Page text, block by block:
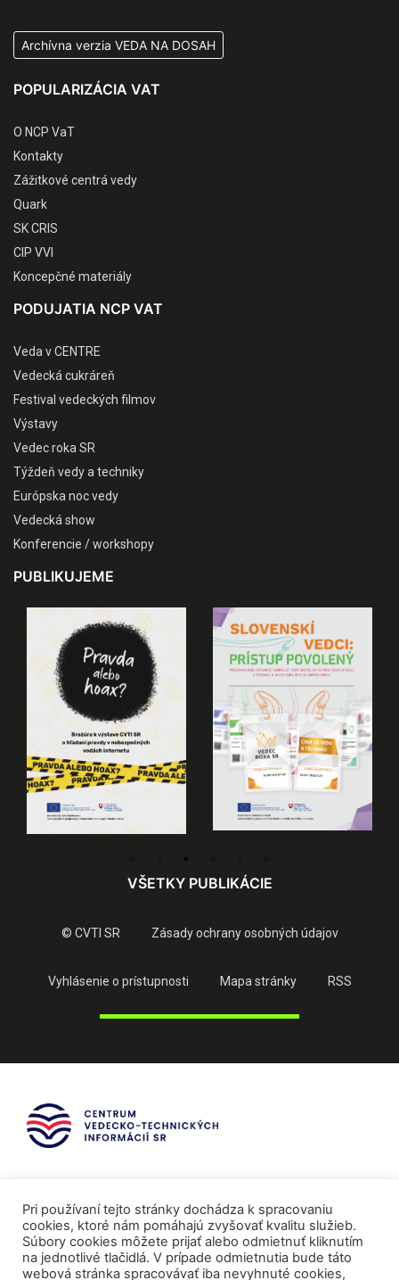
Archívna verzia VEDA NA DOSAH
POPULARIZÁCIA VAT
O NCP VaT
Kontakty
Zážitkové centrá vedy
Quark
SK CRIS
CIP VVI
Koncepčné materiály
PODUJATIA NCP VAT
Veda v CENTRE
Vedecká cukráreň
Festival vedeckých filmov
Výstavy
Vedec roka SR
Týždeň vedy a techniky
Európska noc vedy
Vedecká show
Konferencie / workshopy
PUBLIKUJEME
VŠETKY PUBLIKÁCIE
© CVTI SR Zásady ochrany osobných údajov
Vyhlásenie o prístupnosti Mapa stránky RSS
Pri používaní tejto stránky dochádza k spracovaniu
cookies, ktoré nám pomáhajú zvyšovať kvalitu služieb.
Súbory cookies môžete prijať alebo odmietnuť kliknutím
na jednotlivé tlačidlá. V prípade odmietnutia bude táto
webová stránka spracovávať iba nevyhnuté cookies,